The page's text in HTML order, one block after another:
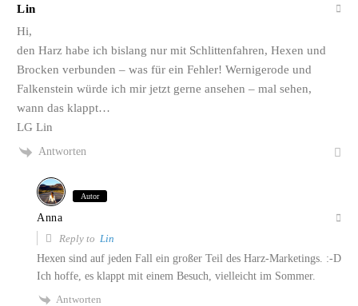
Lin
Hi,
den Harz habe ich bislang nur mit Schlittenfahren, Hexen und
Brocken verbunden – was für ein Fehler! Wernigerode und
Falkenstein würde ich mir jetzt gerne ansehen – mal sehen,
wann das klappt…
LG Lin
Antworten
Autor
Anna
Reply to Lin
Hexen sind auf jeden Fall ein großer Teil des Harz-Marketings. :-D
Ich hoffe, es klappt mit einem Besuch, vielleicht im Sommer.
Antworten